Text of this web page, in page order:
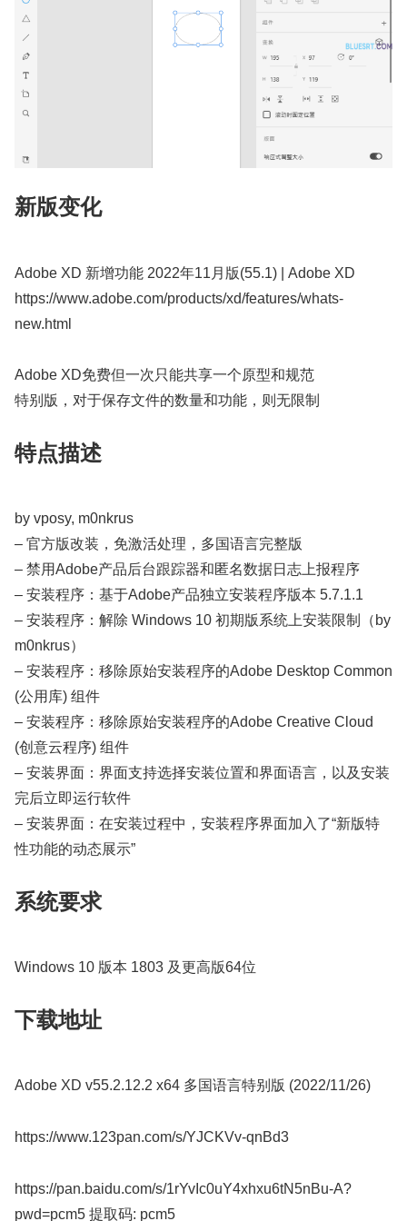
新版变化
Adobe XD 新增功能 2022年11月版(55.1) | Adobe XD
https://www.adobe.com/products/xd/features/whats-
new.html
Adobe XD免费但一次只能共享一个原型和规范
特别版，对于保存文件的数量和功能，则无限制
特点描述
by vposy, m0nkrus
– 官方版改装，免激活处理，多国语言完整版
– 禁用Adobe产品后台跟踪器和匿名数据日志上报程序
– 安装程序：基于Adob​​e产品独立安装程序版本 5.7.1.1
– 安装程序：解除 Windows 10 初期版系统上安装限制（by
m0nkrus）
– 安装程序：移除原始安装程序的Adobe Desktop Common
(公用库) 组件
– 安装程序：移除原始安装程序的Adobe Creative Cloud
(创意云程序) 组件
– 安装界面：界面支持选择安装位置和界面语言，以及安装
完后立即运行软件
– 安装界面：在安装过程中，安装程序界面加入了“新版特
性功能的动态展示”
系统要求
Windows 10 版本 1803 及更高版64位
下载地址
Adobe XD v55.2.12.2 x64 多国语言特别版 (2022/11/26)
https://www.123pan.com/s/YJCKVv-qnBd3
https://pan.baidu.com/s/1rYvIc0uY4xhxu6tN5nBu-A?
pwd=pcm5 提取码: pcm5